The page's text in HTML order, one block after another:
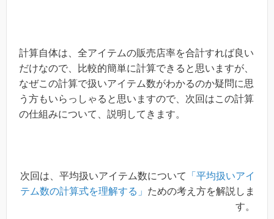
計算自体は、全アイテムの販売店率を合計すれば良い
だけなので、比較的簡単に計算できると思いますが、
なぜこの計算で扱いアイテム数がわかるのか疑問に思
う方もいらっしゃると思いますので、次回はこの計算
の仕組みについて、説明してきます。
次回は、平均扱いアイテム数について
「平均扱いアイ
テム数の計算式を理解する」 ための考え方を解説しま
す。